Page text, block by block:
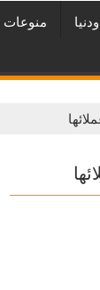
منوعات